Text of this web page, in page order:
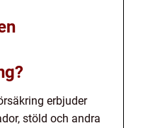
erbjuder
stöld och andra